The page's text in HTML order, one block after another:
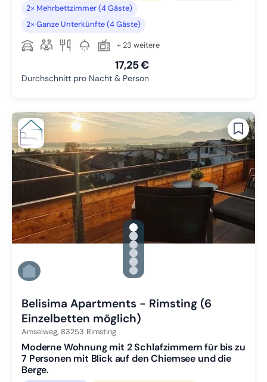
2× Mehrbettzimmer (4 Gäste)
2× Ganze Unterkünfte (4 Gäste)
+ 23 weitere
17,25 €
Durchschnitt pro Nacht & Person
gallery.slide_selector
Zu Slide 1 wechseln
Zu Slide 2 wechseln
Zu Slide 3 wechseln
Zu Slide 4 wechseln
Zu Slide 5 wechseln
Zu Slide 6 wechseln
Belisima Apartments - Rimsting (6
Einzelbetten möglich)
Amselweg, 83253 Rimsting
Moderne Wohnung mit 2 Schlafzimmern für bis zu
7 Personen mit Blick auf den Chiemsee und die
Berge.